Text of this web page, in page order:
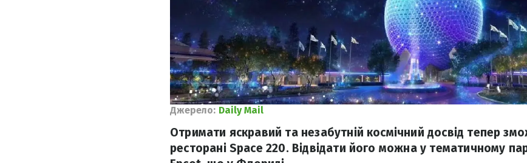
Джерело: Daily Mail
Отримати яскравий та незабутній космічний досвід тепер
ресторані Space 220. Відвідати його можна у тематичному